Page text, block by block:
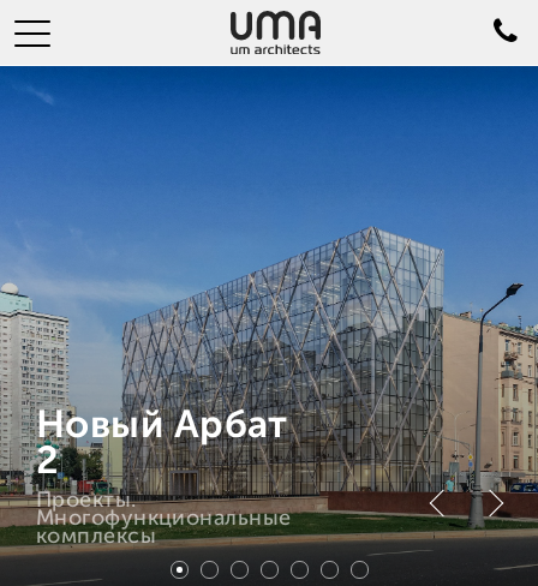
Новый Арбат
2
Проекты.
Многофункциональные
комплексы